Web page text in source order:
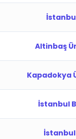
Altinbaş
Kapadokya
İstanbul